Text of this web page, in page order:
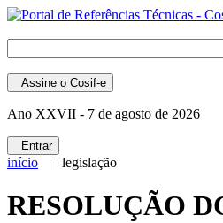
Assine o Cosif-e
Ano XXVII - 7 de agosto de 2026
Entrar
início | legislação
RESOLUÇÃO